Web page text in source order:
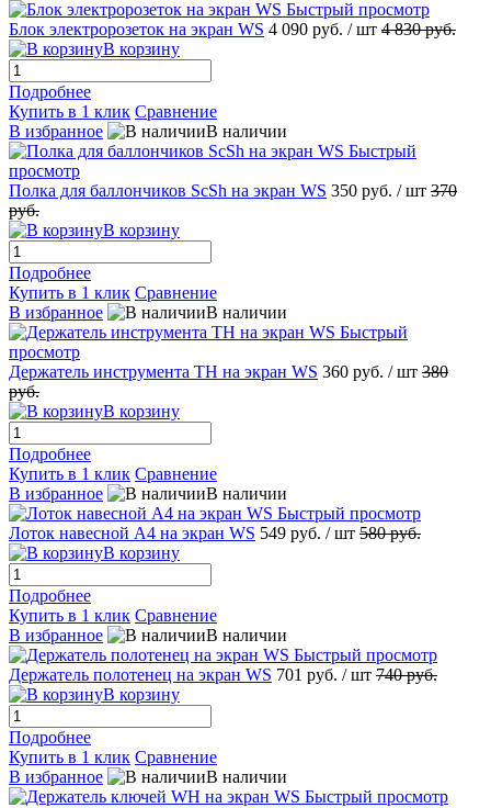
Быстрый просмотр
Блок электророзеток на экран WS 4 090 руб. / шт 4 830 руб.
В корзину
Подробнее
Купить в 1 клик Сравнение
В избранное
В наличии
Быстрый
просмотр
Полка для баллончиков ScSh на экран WS 350 руб. / шт 370
руб.
В корзину
Подробнее
Купить в 1 клик Сравнение
В избранное
В наличии
Быстрый
просмотр
Держатель инструмента TH на экран WS 360 руб. / шт 380
руб.
В корзину
Подробнее
Купить в 1 клик Сравнение
В избранное
В наличии
Быстрый просмотр
Лоток навесной А4 на экран WS 549 руб. / шт 580 руб.
В корзину
Подробнее
Купить в 1 клик Сравнение
В избранное
В наличии
Быстрый просмотр
Держатель полотенец на экран WS 701 руб. / шт 740 руб.
В корзину
Подробнее
Купить в 1 клик Сравнение
В избранное
В наличии
Быстрый просмотр